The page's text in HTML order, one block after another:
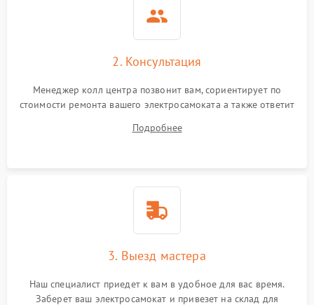
2. Консультация
Менеджер колл центра позвонит вам, сориентирует по
стоимости ремонта вашего электросамоката а также ответит
Подробнее
3. Выезд мастера
Наш специалист приедет к вам в удобное для вас время.
Заберет ваш электросамокат и привезет на склад для